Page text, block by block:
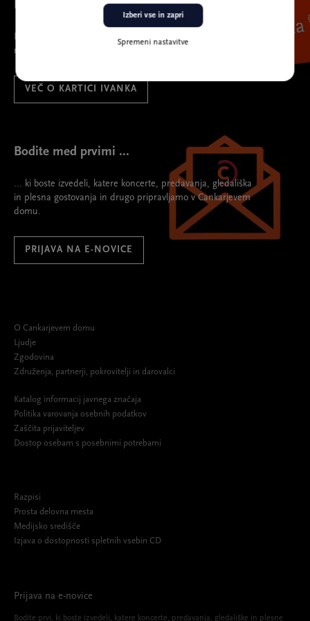
najboljša spremljevalka na prireditve.
VEČ O KARTICI IVANKA
Bodite med prvimi ...
... ki boste izvedeli, katere koncerte, predavanja, gledališka
in plesna gostovanja in drugo pripravljamo v Cankarjevem
domu.
PRIJAVA NA E-NOVICE
O Cankarjevem domu
Ljudje
Zgodovina
Združenja, partnerji, pokrovitelji in darovalci
Katalog informacij javnega značaja
Politika varovanja osebnih podatkov
Zaščita prijaviteljev
Dostop osebam s posebnimi potrebami
Razpisi
Prosta delovna mesta
Medijsko središče
Izjava o dostopnosti spletnih vsebin CD
Prijava na e-novice
Bodite prvi, ki boste izvedeli, katere koncerte, predavanja, gledališke in plesne
Spremeni nastavitve
Izberi vse in zapri